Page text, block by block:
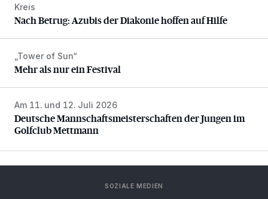
Nach Betrug: Azubis der Diakonie hoffen auf Hilfe
Kreis
Nach Betrug: Azubis der Diakonie hoffen auf Hilfe
Mehr als nur ein Festival
„Tower of Sun“
Mehr als nur ein Festival
Deutsche Mannschaftsmeisterschaften der Jungen im
Am 11. und 12. Juli 2026
Deutsche Mannschaftsmeisterschaften der Jungen im
Golfclub Mettmann
SOZIALE MEDIEN